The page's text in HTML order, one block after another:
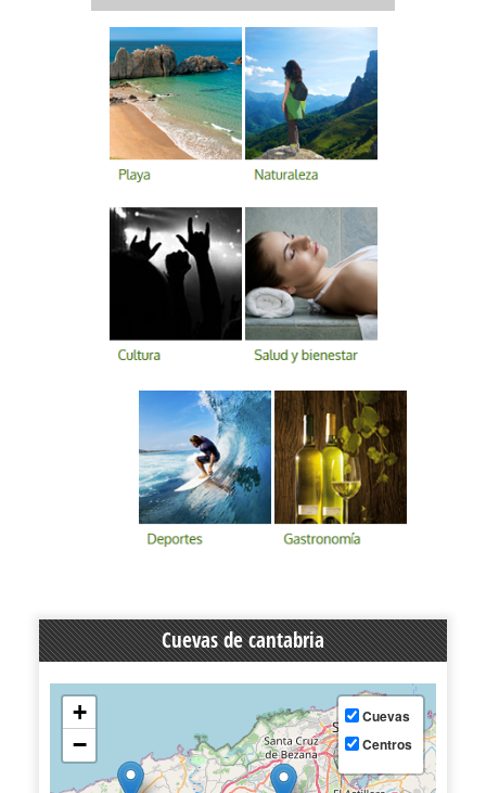
Cuevas de cantabria
+
−
Cuevas
Centros